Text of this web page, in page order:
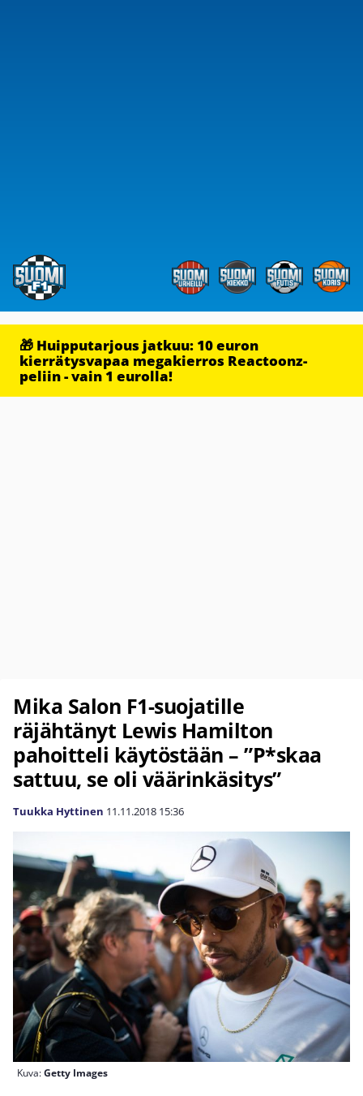
🎁 Huipputarjous jatkuu: 10 euron
kierrätysvapaa megakierros Reactoonz-
peliin - vain 1 eurolla!
Mika Salon F1-suojatille
räjähtänyt Lewis Hamilton
pahoitteli käytöstään – ”P*skaa
sattuu, se oli väärinkäsitys”
Tuukka Hyttinen 11.11.2018 15:36
Kuva:Getty Images